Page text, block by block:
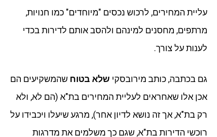
עליית המחירים, לרכוש נכסים "מיוחדים" כמו חנויות,
מרתפים, מחסנים למינהם ולהסב אותם לדירות בכדי
לענות על צורך.
גם בכתבה, כותב מירובסקי שלא בטוח שהמשקיעים הם
אכן אלו שאחראים לעליית המחירים בת"א (הם לא, ולא
רק בת"א, אך זה נושא לדיון אחר), מרגע שיעלו ויכבידו על
רוכשי הדירות בת"א, שגם כך משלמים את מדרגות